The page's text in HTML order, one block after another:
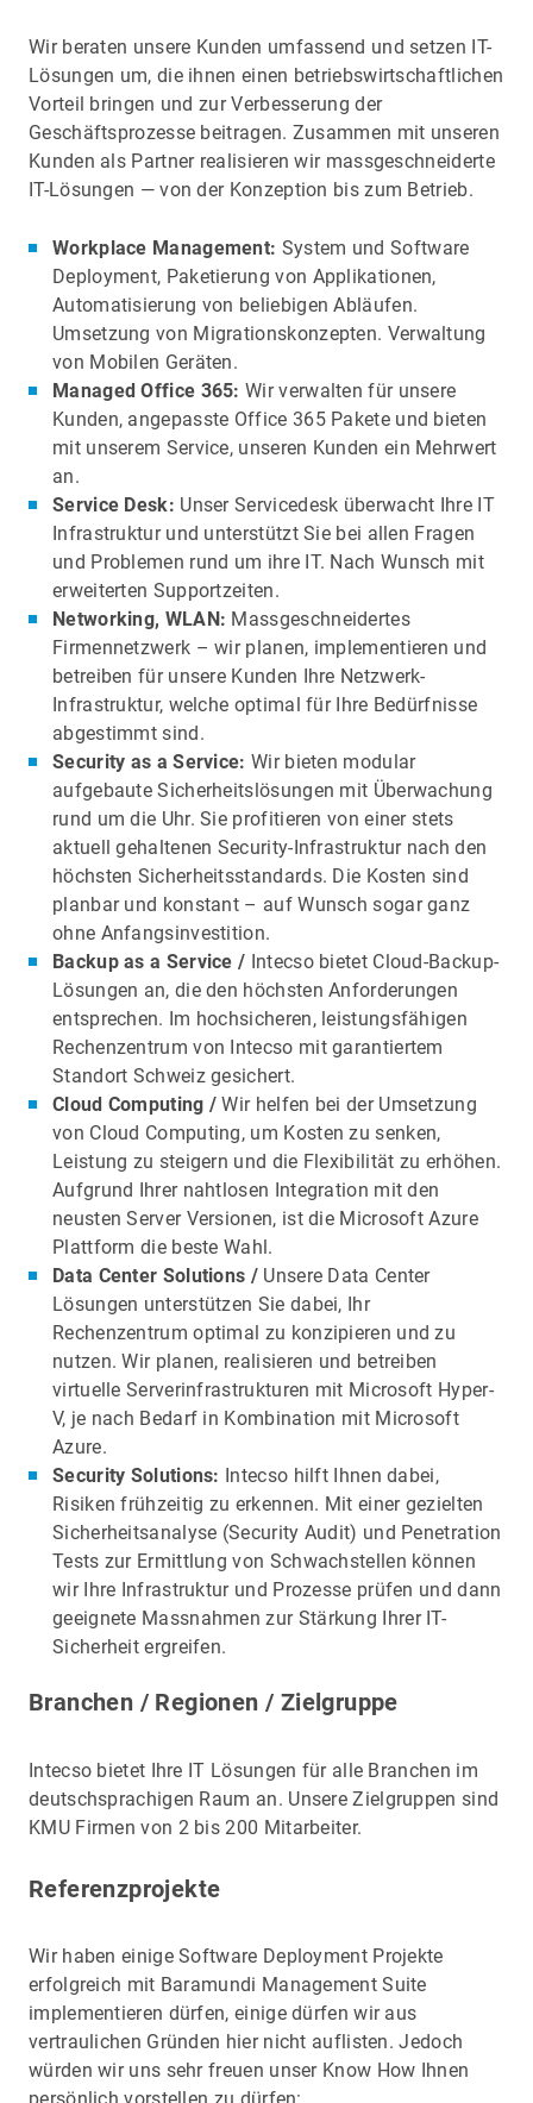
Wir beraten unsere Kunden umfassend und setzen IT-
Lösungen um, die ihnen einen betriebswirtschaftlichen
Vorteil bringen und zur Verbesserung der
Geschäftsprozesse beitragen. Zusammen mit unseren
Kunden als Partner realisieren wir massgeschneiderte
IT-Lösungen — von der Konzeption bis zum Betrieb.
Workplace Management: System und Software
Deployment, Paketierung von Applikationen,
Automatisierung von beliebigen Abläufen.
Umsetzung von Migrationskonzepten. Verwaltung
von Mobilen Geräten.
Managed Office 365: Wir verwalten für unsere
Kunden, angepasste Office 365 Pakete und bieten
mit unserem Service, unseren Kunden ein Mehrwert
an.
Service Desk: Unser Servicedesk überwacht Ihre IT
Infrastruktur und unterstützt Sie bei allen Fragen
und Problemen rund um ihre IT. Nach Wunsch mit
erweiterten Supportzeiten.
Networking, WLAN: Massgeschneidertes
Firmennetzwerk – wir planen, implementieren und
betreiben für unsere Kunden Ihre Netzwerk-
Infrastruktur, welche optimal für Ihre Bedürfnisse
abgestimmt sind.
Security as a Service: Wir bieten modular
aufgebaute Sicherheitslösungen mit Überwachung
rund um die Uhr. Sie profitieren von einer stets
aktuell gehaltenen Security-Infrastruktur nach den
höchsten Sicherheitsstandards. Die Kosten sind
planbar und konstant – auf Wunsch sogar ganz
ohne Anfangsinvestition.
Backup as a Service / Intecso bietet Cloud-Backup-
Lösungen an, die den höchsten Anforderungen
entsprechen. Im hochsicheren, leistungsfähigen
Rechenzentrum von Intecso mit garantiertem
Standort Schweiz gesichert.
Cloud Computing / Wir helfen bei der Umsetzung
von Cloud Computing, um Kosten zu senken,
Leistung zu steigern und die Flexibilität zu erhöhen.
Aufgrund Ihrer nahtlosen Integration mit den
neusten Server Versionen, ist die Microsoft Azure
Plattform die beste Wahl.
Data Center Solutions / Unsere Data Center
Lösungen unterstützen Sie dabei, Ihr
Rechenzentrum optimal zu konzipieren und zu
nutzen. Wir planen, realisieren und betreiben
virtuelle Serverinfrastrukturen mit Microsoft Hyper-
V, je nach Bedarf in Kombination mit Microsoft
Azure.
Security Solutions: Intecso hilft Ihnen dabei,
Risiken frühzeitig zu erkennen. Mit einer gezielten
Sicherheitsanalyse (Security Audit) und Penetration
Tests zur Ermittlung von Schwachstellen können
wir Ihre Infrastruktur und Prozesse prüfen und dann
geeignete Massnahmen zur Stärkung Ihrer IT-
Sicherheit ergreifen.
Branchen / Regionen / Zielgruppe
Intecso bietet Ihre IT Lösungen für alle Branchen im
deutschsprachigen Raum an. Unsere Zielgruppen sind
KMU Firmen von 2 bis 200 Mitarbeiter.
Referenzprojekte
Wir haben einige Software Deployment Projekte
erfolgreich mit Baramundi Management Suite
implementieren dürfen, einige dürfen wir aus
vertraulichen Gründen hier nicht auflisten. Jedoch
würden wir uns sehr freuen unser Know How Ihnen